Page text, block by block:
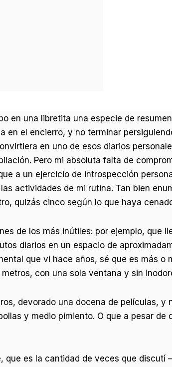
en una libretita una especie de
en el encierro, y no terminar
en uno de esos diarios
Pero mi absoluta falta de
a un ejercicio de introspección
actividades de mi rutina. Tan bien
quizás cinco según lo que haya
de los más inútiles: por ejemplo, que
diarios en un espacio de
que vi hace años, sé que es más o
con una sola ventana y sin
devorado una docena de películas, y
y medio pimiento. O que a pesar
que es la cantidad de veces que discutí